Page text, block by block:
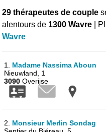
29 thérapeutes de couple
alentours de 1300 Wavre |
Wavre
1. Madame Nassima Aboun
Nieuwland, 1
3090 Overijse
2. Monsieur Merlin Sondag